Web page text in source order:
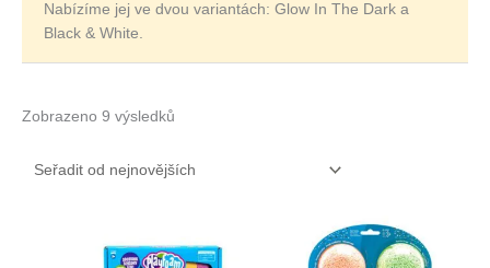
Nabízíme jej ve dvou variantách: Glow In The Dark a
Black & White.
Zobrazeno 9 výsledků